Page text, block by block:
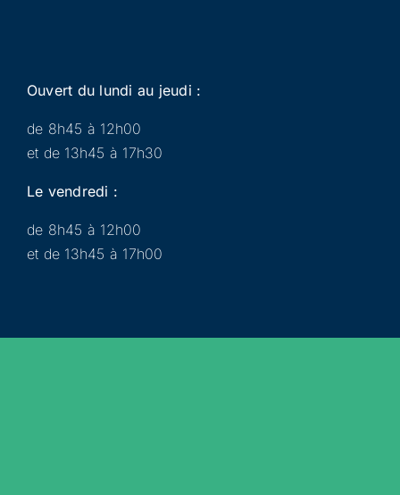
Ouvert du lundi au jeudi :
de 8h45 à 12h00
et de 13h45 à 17h30
Le vendredi :
de 8h45 à 12h00
et de 13h45 à 17h00